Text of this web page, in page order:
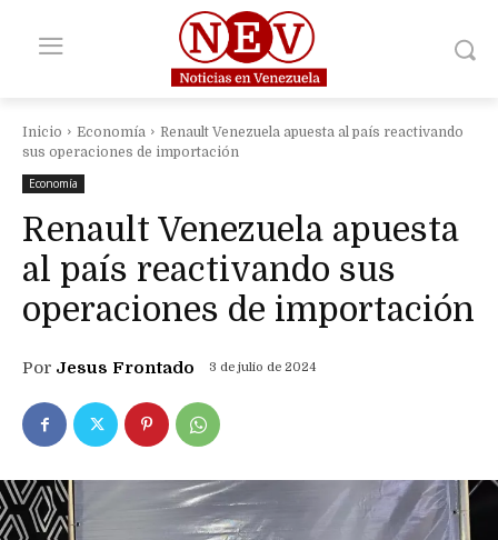
Inicio Economía
Renault Venezuela apuesta al país reactivando
sus operaciones de importación
Economía
Renault Venezuela apuesta
al país reactivando sus
operaciones de importación
Por Jesus Frontado 3 de julio de 2024